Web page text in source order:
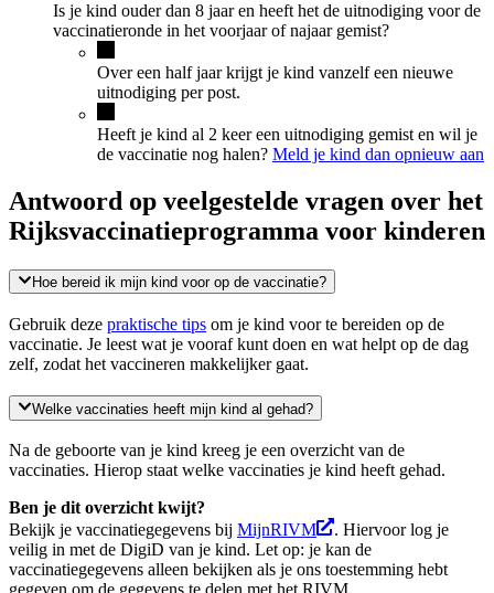
Is je kind ouder dan 8 jaar en heeft het de uitnodiging voor de
vaccinatieronde in het voorjaar of najaar gemist?
Over een half jaar krijgt je kind vanzelf een nieuwe
uitnodiging per post.
Heeft je kind al 2 keer een uitnodiging gemist en wil je
de vaccinatie nog halen? Meld je kind dan opnieuw aan
Antwoord op veelgestelde vragen over het
Rijksvaccinatieprogramma voor kinderen
Hoe bereid ik mijn kind voor op de vaccinatie?
Gebruik deze praktische tips om je kind voor te bereiden op de
vaccinatie. Je leest wat je vooraf kunt doen en wat helpt op de dag
zelf, zodat het vaccineren makkelijker gaat.
Welke vaccinaties heeft mijn kind al gehad?
Na de geboorte van je kind kreeg je een overzicht van de
vaccinaties. Hierop staat welke vaccinaties je kind heeft gehad.
Ben je dit overzicht kwijt?
Bekijk je vaccinatiegegevens bij MijnRIVM
. Hiervoor log je
veilig in met de DigiD van je kind. Let op: je kan de
vaccinatiegegevens alleen bekijken als je ons toestemming hebt